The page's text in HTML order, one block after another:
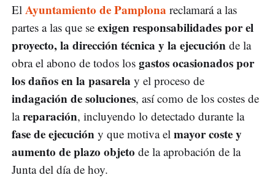
El Ayuntamiento de Pamplona reclamará a las
partes a las que se exigen responsabilidades por el
proyecto, la dirección técnica y la ejecución de la
obra el abono de todos los gastos ocasionados por
los daños en la pasarela y el proceso de
indagación de soluciones, así como de los costes de
lareparación, incluyendo lo detectado durante la
fase de ejecución y que motiva el mayor coste y
aumento de plazo objeto de la aprobación de la
Junta del día de hoy.